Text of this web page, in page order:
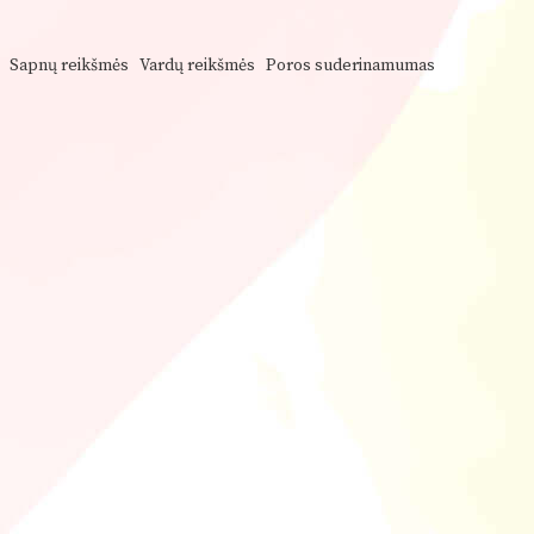
Sapnų reikšmės Vardų reikšmės Poros suderinamumas